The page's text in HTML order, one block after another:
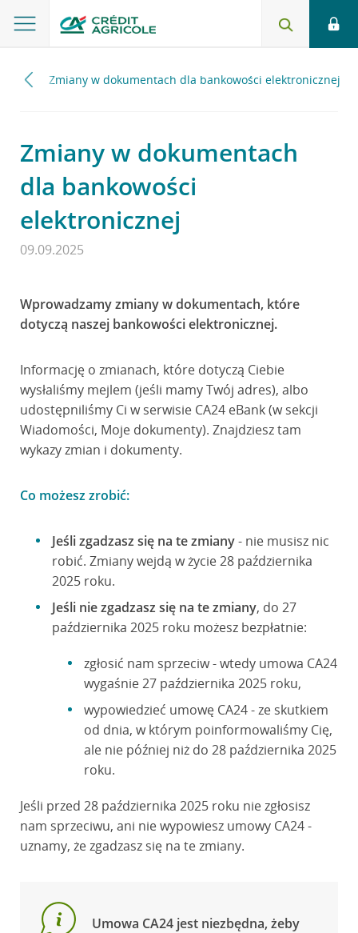
Zmiany w dokumentach dla bankowości elektronicznej
Zmiany w dokumentach
dla bankowości
elektronicznej
09.09.2025
Wprowadzamy zmiany w dokumentach, które
dotyczą naszej bankowości elektronicznej.
Informację o zmianach, które dotyczą Ciebie
wysłaliśmy mejlem (jeśli mamy Twój adres), albo
udostępniliśmy Ci w serwisie CA24 eBank (w sekcji
Wiadomości, Moje dokumenty). Znajdziesz tam
wykazy zmian i dokumenty.
Co możesz zrobić:
Jeśli zgadzasz się na te zmiany- nie musisz nic
robić. Zmiany wejdą w życie 28 października
2025 roku.
Jeśli nie zgadzasz się na te zmiany, do 27
października 2025 roku możesz bezpłatnie:
zgłosić nam sprzeciw - wtedy umowa CA24
wygaśnie 27 października 2025 roku,
wypowiedzieć umowę CA24 - ze skutkiem
od dnia, w którym poinformowaliśmy Cię,
ale nie później niż do 28 października 2025
roku.
Jeśli przed 28 października 2025 roku nie zgłosisz
nam sprzeciwu, ani nie wypowiesz umowy CA24 -
uznamy, że zgadzasz się na te zmiany.
Umowa CA24 jest niezbędna, żeby